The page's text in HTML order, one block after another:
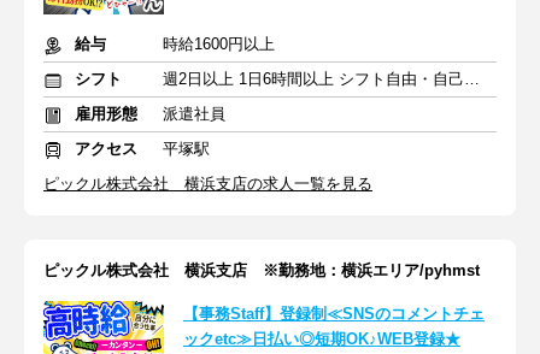
給与
時給1600円以上
シフト
週2日以上 1日6時間以上 シフト自由・自己申告
雇用形態
派遣社員
アクセス
平塚駅
ピックル株式会社 横浜支店の求人一覧を見る
ピックル株式会社 横浜支店 ※勤務地：横浜エリア/pyhmst
【事務Staff】登録制≪SNSのコメントチェ
ックetc≫日払い◎短期OK♪WEB登録★